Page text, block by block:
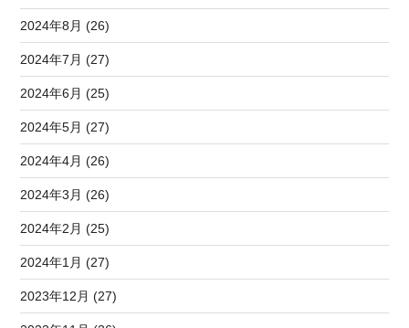
2024年8月 (26)
2024年7月 (27)
2024年6月 (25)
2024年5月 (27)
2024年4月 (26)
2024年3月 (26)
2024年2月 (25)
2024年1月 (27)
2023年12月 (27)